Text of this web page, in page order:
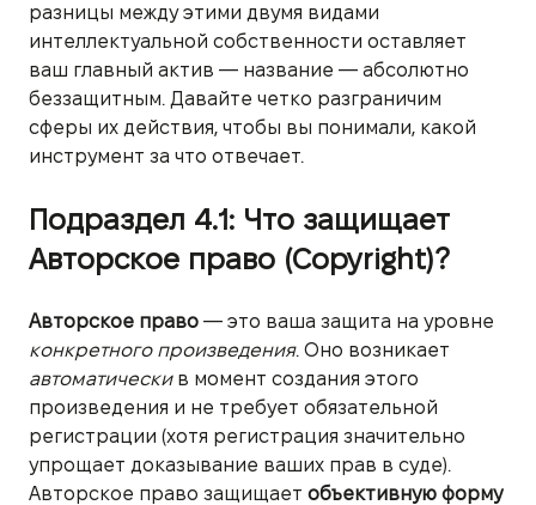
разницы между этими двумя видами
интеллектуальной собственности оставляет
ваш главный актив — название — абсолютно
беззащитным. Давайте четко разграничим
сферы их действия, чтобы вы понимали, какой
инструмент за что отвечает.
Подраздел 4.1: Что защищает
Авторское право (Copyright)?
Авторское право — это ваша защита на уровне
конкретного произведения. Оно возникает
автоматическив момент создания этого
произведения и не требует обязательной
регистрации (хотя регистрация значительно
упрощает доказывание ваших прав в суде).
Авторское право защищает объективную форму